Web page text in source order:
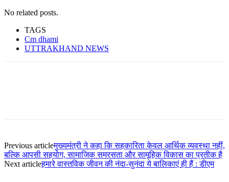
No related posts.
TAGS
Cm dhami
UTTRAKHAND NEWS
Previous articleमुख्यमंत्री ने कहा कि सहकारिता केवल आर्थिक व्यवस्था नहीं,
बल्कि आपसी सहयोग, सामाजिक समरसता और सामूहिक विकास का प्रतीक है
Next articleहमारे वास्तविक जीवन की नंदा-सुनंदा ये बालिकाएं ही हैं : डीएम